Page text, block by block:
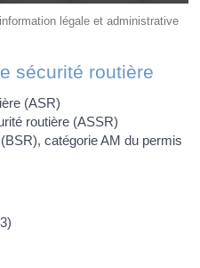
légale et administrative
sécurité routière
(ASR)
routière (ASSR)
catégorie AM du permis